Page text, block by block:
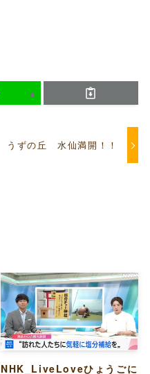
うずの丘 水仙満開！！
NHK_LiveLoveひょうごに